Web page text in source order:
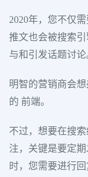
2020年，您不仅
推文也会被搜索
与和引发话题讨论
明智的营销商会
的 前端。
不过，想要在搜
注，关键是要定
时，您需要进行